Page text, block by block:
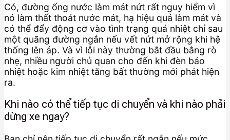
Có, đường ống nước làm mát nứt rất nguy hiểm vì
nó làm thất thoát nước mát, hạ hiệu quả làm mát và
có thể đẩy động cơ vào tình trạng quá nhiệt chỉ sau
một quãng đường ngắn nếu vết nứt mở rộng khi hệ
thống lên áp. Và vì lỗi này thường bắt đầu bằng rò
nhẹ, nhiều người chủ quan cho đến khi đèn báo
nhiệt hoặc kim nhiệt tăng bất thường mới phát hiện
ra.
Khi nào có thể tiếp tục di chuyển và khi nào phải
dừng xe ngay?